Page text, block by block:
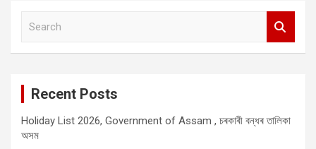
Recent Posts
Holiday List 2026, Government of Assam , চৰকাৰী বন্ধৰ তালিকা
অসম